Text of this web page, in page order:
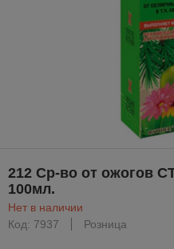
212 Ср-во от ожогов
100мл.
Нет в наличии
Код: 7937
Розница